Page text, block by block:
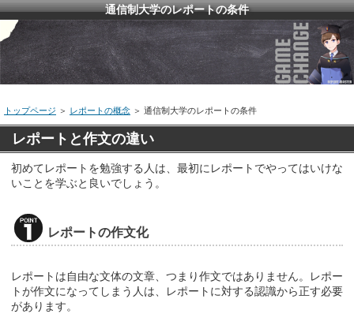
通信制大学のレポートの条件
トップページ ＞ レポートの概念 ＞ 通信制大学のレポートの条件
レポートと作文の違い
初めてレポートを勉強する人は、最初にレポートでやってはいけな
いことを学ぶと良いでしょう。
レポートの作文化
レポートは自由な文体の文章、つまり作文ではありません。レポー
トが作文になってしまう人は、レポートに対する認識から正す必要
があります。